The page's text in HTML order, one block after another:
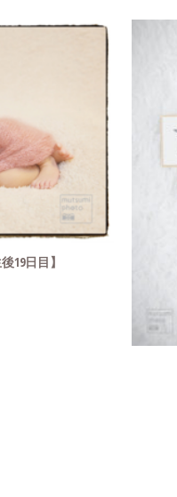
19日目】